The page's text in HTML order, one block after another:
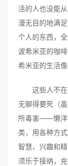
活的人也没能
漫无目的地满
个人的东西，
波希米亚的咖
希米亚的生活
这些人不在
无聊得要死（
所毒害——懒洋
类，用各种方
智慧、兴趣和
须乐于接纳，